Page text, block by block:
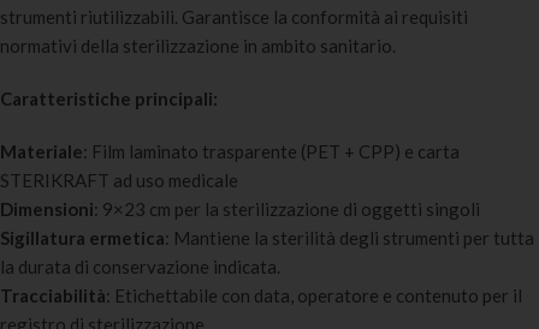
strumenti riutilizzabili. Garantisce la conformità ai requisiti
normativi della sterilizzazione in ambito sanitario.
Caratteristiche principali:
Materiale: Film laminato trasparente (PET + CPP) e carta
STERIKRAFT ad uso medicale
Dimensioni: 9×23 cm per la sterilizzazione di oggetti singoli
Sigillatura ermetica: Mantiene la sterilità degli strumenti per tutta
la durata di conservazione indicata.
Tracciabilità: Etichettabile con data, operatore e contenuto per il
registro di sterilizzazione.